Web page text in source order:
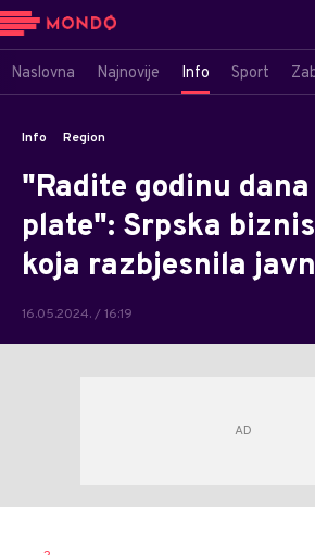
Naslovna Najnovije Info Sport
Info Region
"Radite godinu dana
plate": Srpska
koja razbjesnila
16.05.2024. / 16:19
AUTOR